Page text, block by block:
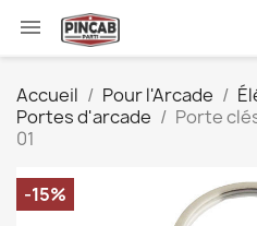

Accueil Pour l'Arcade
Portes d'arcade
Porte
01
-15%